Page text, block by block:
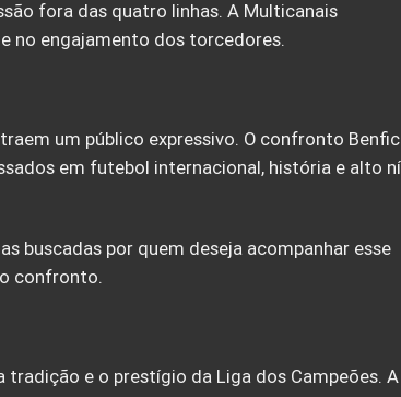
fora das quatro linhas. A Multicanais
no engajamento dos torcedores.
um público expressivo. O confronto
em futebol internacional, história e alto
buscadas por quem deseja acompanhar esse
confronto.
tradição e o prestígio da Liga dos Campeões. A